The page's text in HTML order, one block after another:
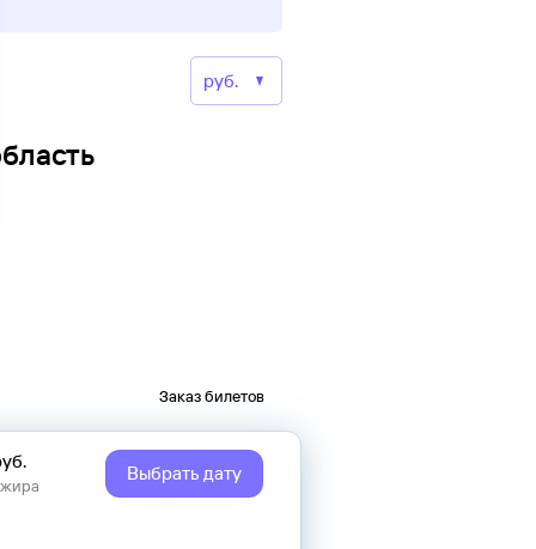
Заказ билетов
Выбрать дату